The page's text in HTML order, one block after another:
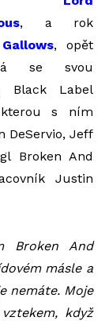
, a rok
, opět
se svou
Black Label
kterou s ním
DeServio, Jeff
Broken And
Justin
Broken And
másle a
nemáte. Moje
když